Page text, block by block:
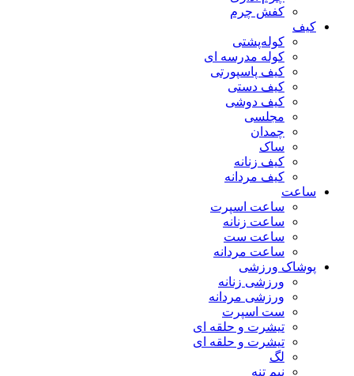
کفش چرم
کیف
کوله‌پشتی
کوله مدرسه ای
کیف پاسپورتی
کیف دستی
کیف دوشی
مجلسی
چمدان
ساک
کیف زنانه
کیف مردانه
ساعت
ساعت اسپرت
ساعت زنانه
ساعت ست
ساعت مردانه
پوشاک ورزشی
ورزشی زنانه
ورزشی مردانه
ست اسپرت
تیشرت و حلقه ای
تیشرت و حلقه ای
لگ
نیم تنه